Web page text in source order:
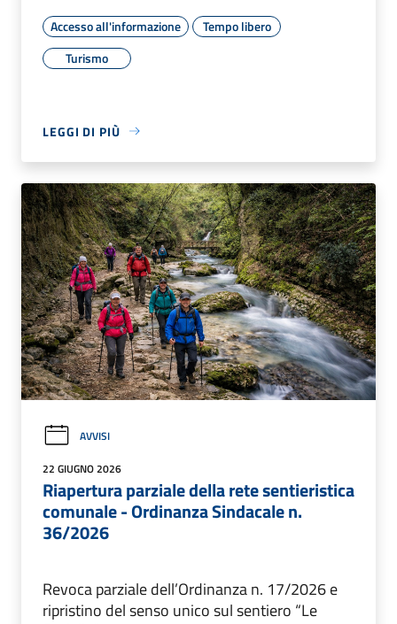
Accesso all'informazione
Tempo libero
Turismo
LEGGI DI PIÙ
AVVISI
22 GIUGNO 2026
Riapertura parziale della rete sentieristica
comunale - Ordinanza Sindacale n.
36/2026
Revoca parziale dell’Ordinanza n. 17/2026 e
ripristino del senso unico sul sentiero “Le